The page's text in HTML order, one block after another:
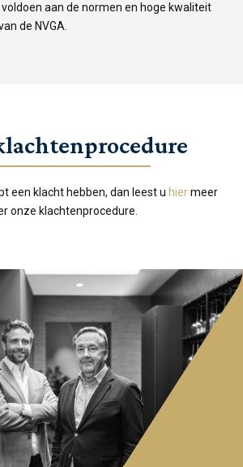
aan de normen en hoge kwaliteit
de NVGA.
een klacht hebben, dan leest u hiermeer
onze klachtenprocedure.